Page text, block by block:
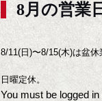
8月の営業
8/11(日)〜8/15(木)は盆休
日曜定休。
You must be logged in